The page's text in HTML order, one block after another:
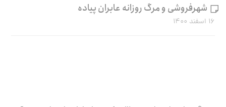
شهرفروشی و مرگ روزانه عابران پیاده
۱۶ اسفند ۱۴۰۰